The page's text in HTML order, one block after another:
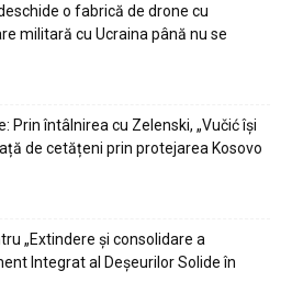
o fabrică de drone cu
militară cu Ucraina până nu se
Prin întâlnirea cu Zelenski, „Vučić își
de cetățeni prin protejarea Kosovo
„Extindere și consolidare a
Integrat al Deșeurilor Solide în